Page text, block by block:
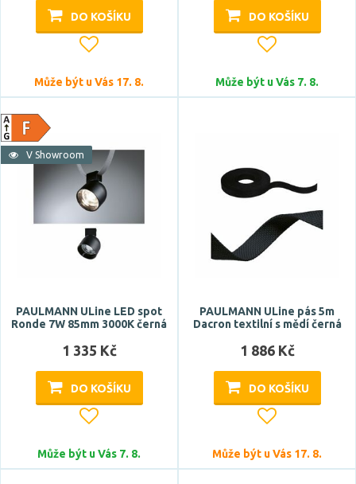
DO KOŠÍKU
Může být u Vás 17. 8.
DO KOŠÍKU
Může být u Vás 7. 8.
V Showroom
PAULMANN ULine LED spot
Ronde 7W 85mm 3000K černá
1 335 Kč
DO KOŠÍKU
Může být u Vás 7. 8.
PAULMANN ULine pás 5m
Dacron textilní s mědí černá
1 886 Kč
DO KOŠÍKU
Může být u Vás 17. 8.